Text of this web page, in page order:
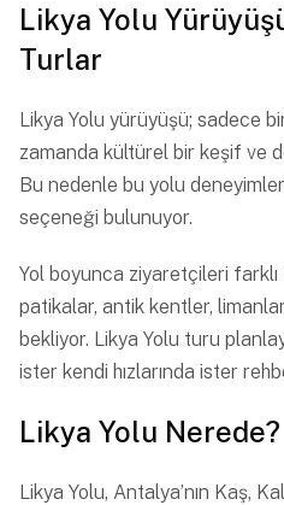
Likya Yolu
Turlar
Likya Yolu yürüyüşü; sadece
zamanda kültürel bir keşif ve
Bu nedenle bu yolu
seçeneği bulunuyor.
Yol boyunca ziyaretçileri
patikalar, antik kentler,
bekliyor. Likya Yolu turu
ister kendi hızlarında ister
Likya Yolu Nerede?
Likya Yolu, Antalya’nın Kaş,